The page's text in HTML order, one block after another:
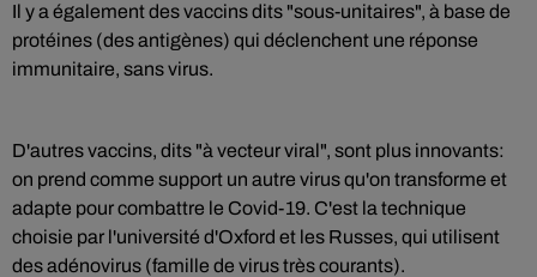
Il y a également des vaccins dits "sous-unitaires", à base de
protéines (des antigènes) qui déclenchent une réponse
immunitaire, sans virus.
D'autres vaccins, dits "à vecteur viral", sont plus innovants:
on prend comme support un autre virus qu'on transforme et
adapte pour combattre le Covid-19. C'est la technique
choisie par l'université d'Oxford et les Russes, qui utilisent
des adénovirus (famille de virus très courants).